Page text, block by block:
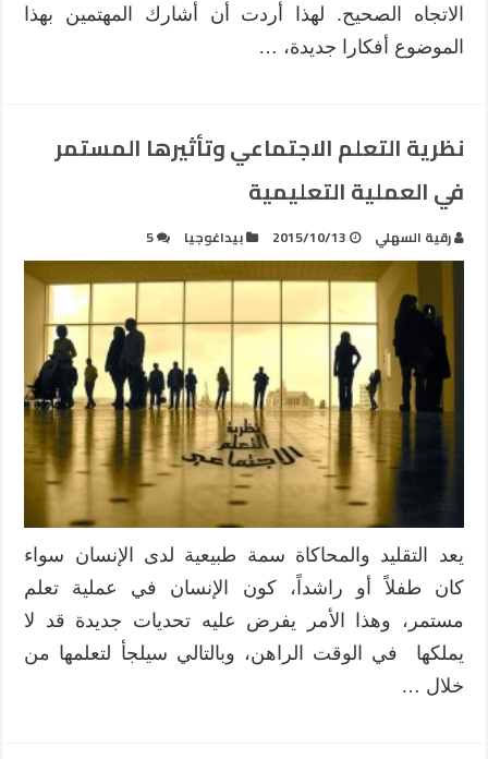
الاتجاه الصحيح. لهذا أردت أن أشارك المهتمين بهذا
الموضوع أفكارا جديدة، …
نظرية التعلم الاجتماعي وتأثيرها المستمر
في العملية التعليمية
رقية السهلي 2015/10/13 بيداغوجيا 5
يعد التقليد والمحاكاة سمة طبيعية لدى الإنسان سواء
كان طفلاً أو راشداً، كون الإنسان في عملية تعلم
مستمر، وهذا الأمر يفرض عليه تحديات جديدة قد لا
يملكها في الوقت الراهن، وبالتالي سيلجأ لتعلمها من
خلال …